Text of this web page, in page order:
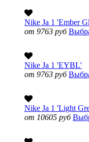
Nike Ja 1 'Ember
от 9763 руб
Nike Ja 1 'EYBL'
от 9763 руб
Nike Ja 1 'Light
от 10605 руб